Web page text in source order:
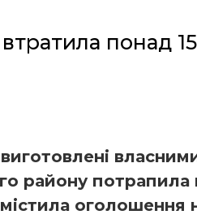
понад
району потрапила
оголошення